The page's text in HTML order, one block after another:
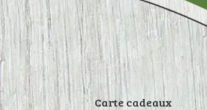
Carte cadeaux